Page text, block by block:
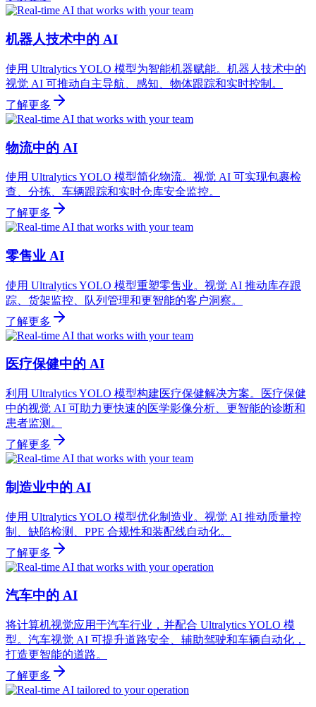
机器人技术中的 AI
使用 Ultralytics YOLO 模型为智能机器赋能。机器人技术中的
视觉 AI 可推动自主导航、感知、物体跟踪和实时控制。
了解更多
物流中的 AI
使用 Ultralytics YOLO 模型简化物流。视觉 AI 可实现包裹检
查、分拣、车辆跟踪和实时仓库安全监控。
了解更多
零售业 AI
使用 Ultralytics YOLO 模型重塑零售业。视觉 AI 推动库存跟
踪、货架监控、队列管理和更智能的客户洞察。
了解更多
医疗保健中的 AI
利用 Ultralytics YOLO 模型构建医疗保健解决方案。医疗保健
中的视觉 AI 可助力更快速的医学影像分析、更智能的诊断和
患者监测。
了解更多
制造业中的 AI
使用 Ultralytics YOLO 模型优化制造业。视觉 AI 推动质量控
制、缺陷检测、PPE 合规性和装配线自动化。
了解更多
汽车中的 AI
将计算机视觉应用于汽车行业，并配合 Ultralytics YOLO 模
型。汽车视觉 AI 可提升道路安全、辅助驾驶和车辆自动化，
打造更智能的道路。
了解更多